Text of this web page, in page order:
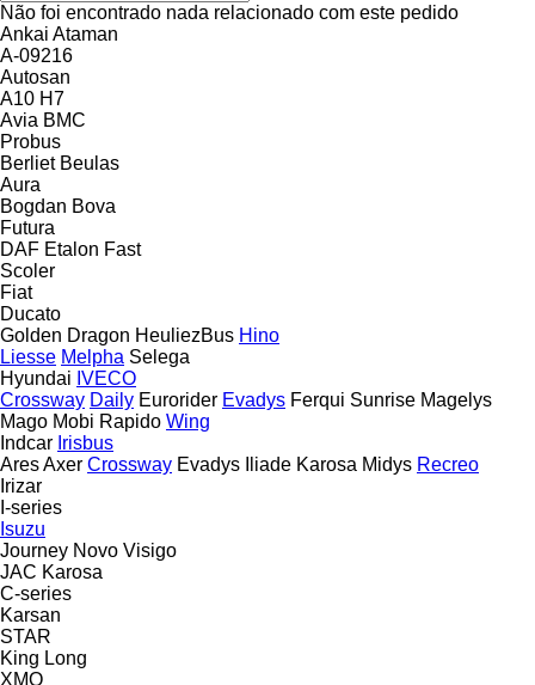
Não foi encontrado nada relacionado com este pedido
Ankai Ataman
A-09216
Autosan
A10 H7
Avia BMC
Probus
Berliet Beulas
Aura
Bogdan Bova
Futura
DAF Etalon Fast
Scoler
Fiat
Ducato
Golden Dragon HeuliezBus Hino
Liesse Melpha Selega
Hyundai IVECO
Crossway Daily Eurorider Evadys Ferqui Sunrise Magelys
Mago Mobi Rapido Wing
Indcar Irisbus
AresAxer Crossway Evadys Iliade Karosa Midys Recreo
Irizar
I-series
Isuzu
Journey Novo Visigo
JAC Karosa
C-series
Karsan
STAR
King Long
XMQ